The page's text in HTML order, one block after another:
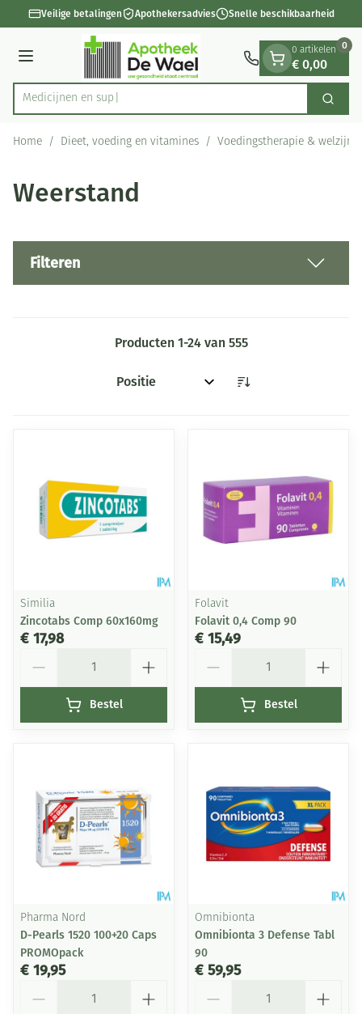
Ga naar de inhoud
1 van 1Veilige betalingen Apothekersadvies Snelle beschikbaarheid
Menu
Product, merk, categorie... Zoek
0 artikelen
€ 0,00
0
Home / Dieet, voeding en vitamines / Voedingstherapie & welzijn
Weerstand
Filteren
Producten 1-24van 555
Sorteer op:
Similia
Zincotabs Comp 60x160mg
€ 17,98
Bestel
Folavit
Folavit 0,4 Comp 90
€ 15,49
Bestel
Pharma Nord
D-Pearls 1520 100+20 Caps
PROMOpack
€ 19,95
Omnibionta
Omnibionta 3 Defense Tabl
90
€ 59,95